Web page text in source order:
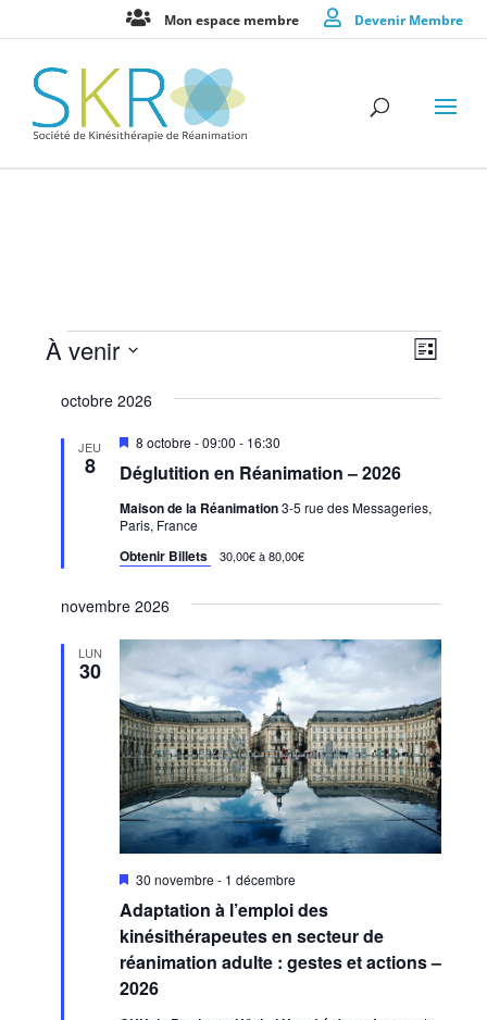
Mon espace membre Devenir Membre
Évènements de
vues
Liste
À venir
une
octobre 2026
JEU
8 Déglutition en Réanimation – 2026
Mis
avant
8 octobre - 09:00 - 16:30
Maison de la Réanimation3-5 rue des Messageries,
Paris, France
Obtenir Billets 30,00€ à 80,00€
novembre 2026
LUN
30
Adaptation à l’emploi des
kinésithérapeutes en secteur de
réanimation adulte : gestes et actions –
2026
Mis
avant
30 novembre - 1 décembre